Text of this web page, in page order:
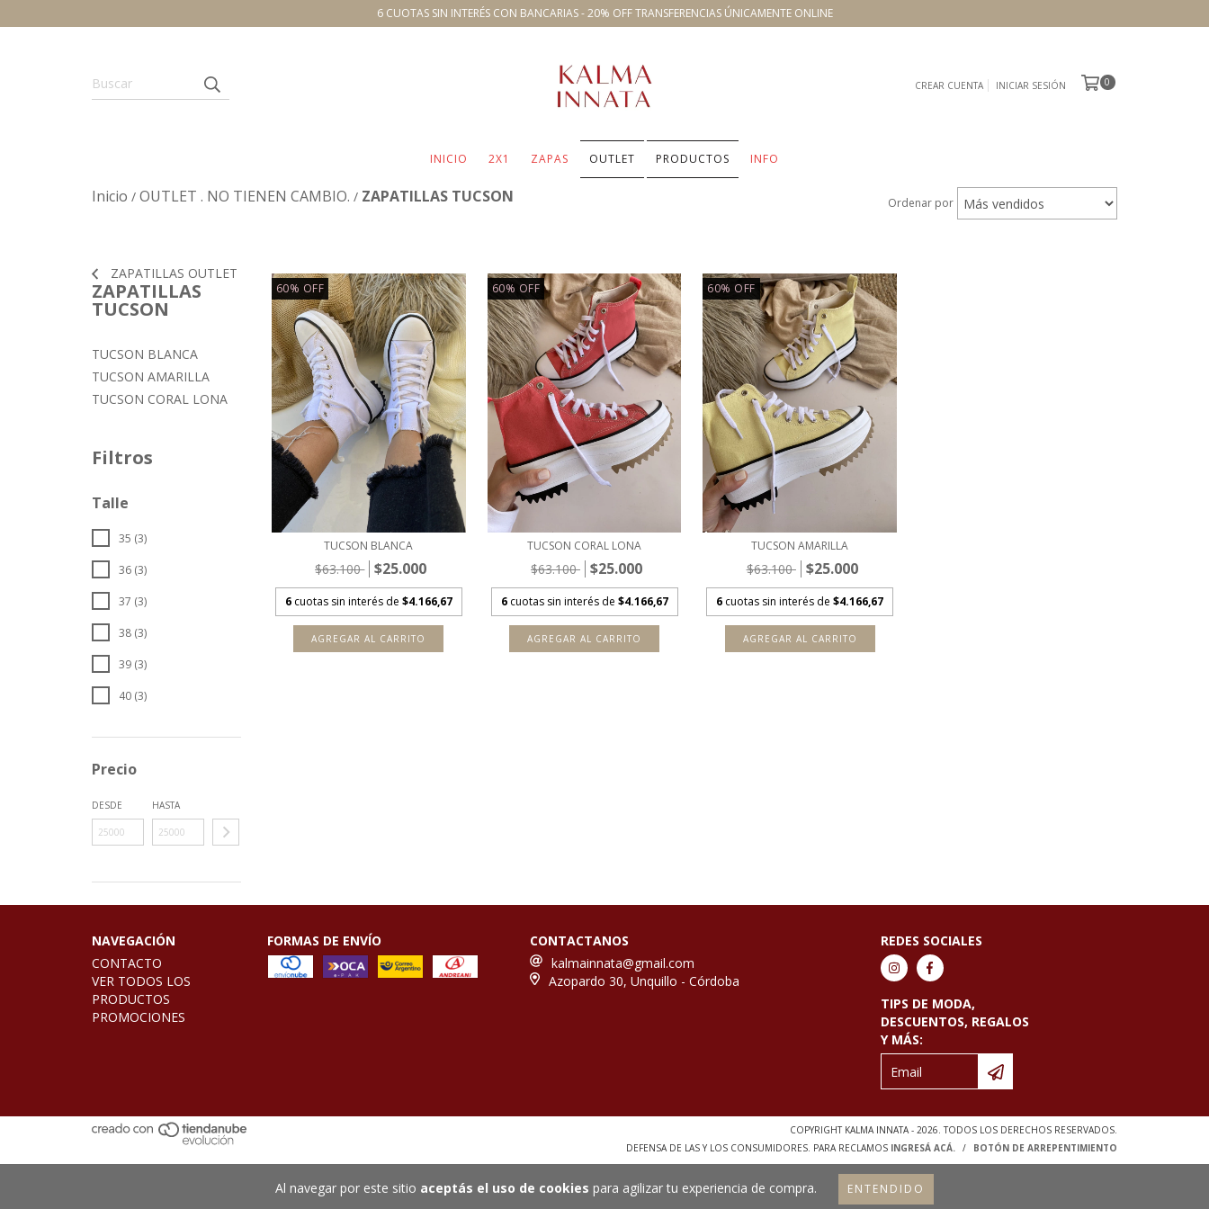
Al navegar por este sitio aceptás el uso de cookies para agilizar tu experiencia de compra. ENTENDIDO
6 CUOTAS SIN INTERÉS CON BANCARIAS - 20% OFF TRANSFERENCIAS ÚNICAMENTE ONLINE
CREAR CUENTA INICIAR SESIÓN 0
INICIO 2X1 ZAPAS OUTLET PRODUCTOS INFO
Inicio / OUTLET . NO TIENEN CAMBIO. / ZAPATILLAS TUCSON Ordenar por
ZAPATILLAS OUTLET
ZAPATILLAS
TUCSON
TUCSON BLANCA
TUCSON AMARILLA
TUCSON CORAL LONA
Filtros
Talle
35 (3)
36 (3)
37 (3)
38 (3)
39 (3)
40 (3)
Precio
DESDE HASTA
60% OFF
TUCSON BLANCA
$63.100 $25.000
6 cuotas sin interés de $4.166,67
AGREGAR AL CARRITO
60% OFF
TUCSON CORAL LONA
$63.100 $25.000
6 cuotas sin interés de $4.166,67
AGREGAR AL CARRITO
60% OFF
TUCSON AMARILLA
$63.100 $25.000
6 cuotas sin interés de$4.166,67
AGREGAR AL CARRITO
NAVEGACIÓN
CONTACTO
VER TODOS LOS
PRODUCTOS
PROMOCIONES
FORMAS DE ENVÍO
CONTACTANOS
kalmainnata@gmail.com
Azopardo 30, Unquillo - Córdoba
REDES SOCIALES
TIPS DE MODA,
DESCUENTOS, REGALOS
Y MÁS:
COPYRIGHT KALMA INNATA - 2026. TODOS LOS DERECHOS RESERVADOS.
DEFENSA DE LAS Y LOS CONSUMIDORES. PARA RECLAMOS INGRESÁ ACÁ. / BOTÓN DE ARREPENTIMIENTO